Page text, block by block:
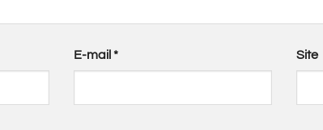
E-mail * Site